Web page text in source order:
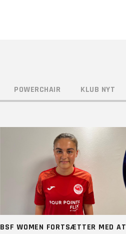
POWERCHAIR KLUB NYT
BSF WOMEN FORTSÆTTER MED AT